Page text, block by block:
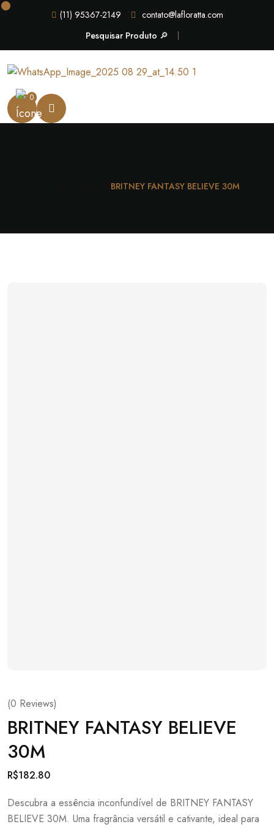
(11) 95367-2149
contato@lafloratta.com
Pesquisar Produto 🔎
0
BRITNEY FANTASY BELIEVE 30M
(0 Reviews)
BRITNEY FANTASY BELIEVE
30M
R$182.80
Descubra a essência inconfundível de BRITNEY FANTASY
BELIEVE 30M. Uma fragrância versátil e cativante, ideal para